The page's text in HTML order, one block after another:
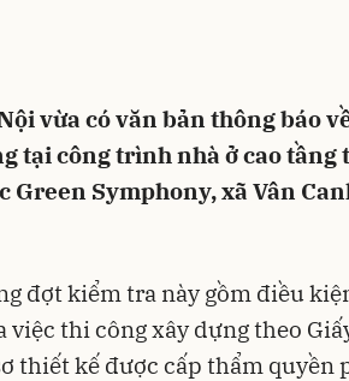
vừa có văn bản thông báo
tại công trình nhà ở cao tầng
Green Symphony, xã Vân
đợt kiểm tra này gồm điều
việc thi công xây dựng theo
thiết kế được cấp thẩm quyền